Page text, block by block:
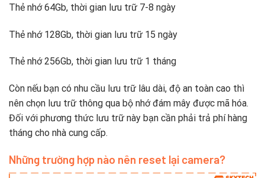
Thẻ nhớ 64Gb, thời gian lưu trữ 7-8 ngày
Thẻ nhớ 128Gb, thời gian lưu trữ 15 ngày
Thẻ nhớ 256Gb, thời gian lưu trữ 1 tháng
Còn nếu bạn có nhu cầu lưu trữ lâu dài, độ an toàn cao thì
nên chọn lưu trữ thông qua bộ nhớ đám mây được mã hóa.
Đối với phương thức lưu trữ này bạn cần phải trả phí hàng
tháng cho nhà cung cấp.
Những trường hợp nào nên reset lại camera?